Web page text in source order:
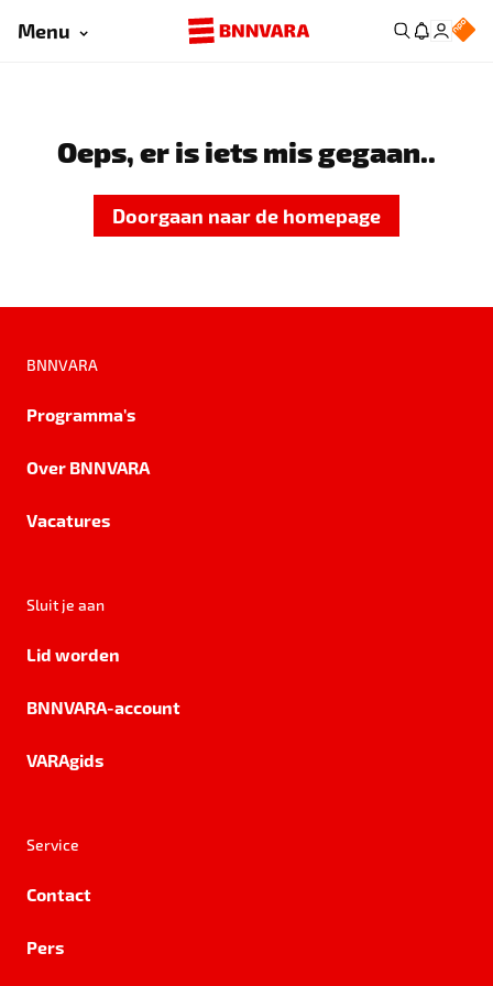
Menu
Oeps, er is iets mis gegaan..
Doorgaan naar de homepage
BNNVARA
Programma's
Over BNNVARA
Vacatures
Sluit je aan
Lid worden
BNNVARA-account
VARAgids
Service
Contact
Pers